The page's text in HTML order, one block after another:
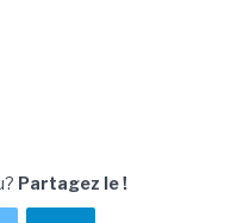
Partagez le !